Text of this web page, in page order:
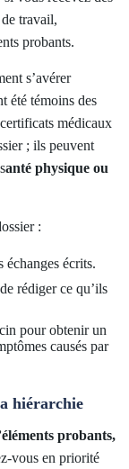
travail,
probants.
s’avérer
été témoins des
médicaux
; ils peuvent
anté physique ou
:
échanges écrits.
rédiger ce qu’ils
pour obtenir un
causés par
hiérarchie
probants,
vous en priorité